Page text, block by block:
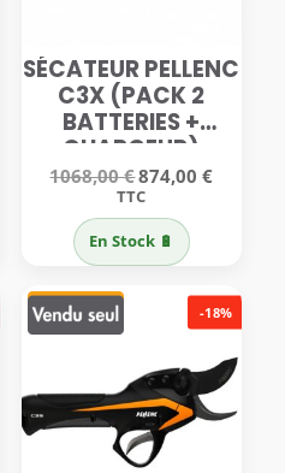
SÉCATEUR PELLENC
C3X (PACK 2
BATTERIES +
CHARGEUR)
1068,00€Le
prix
était :
1068,00 €.
874,00€Le
TTC
En Stock 🔋
-18%